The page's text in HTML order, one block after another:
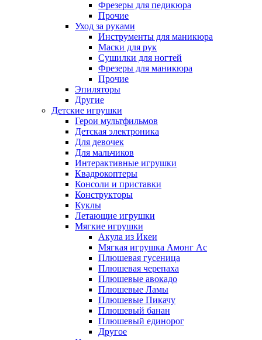
Фрезеры для педикюра
Прочие
Уход за руками
Инструменты для маникюра
Маски для рук
Сушилки для ногтей
Фрезеры для маникюра
Прочие
Эпиляторы
Другие
Детские игрушки
Герои мультфильмов
Детская электроника
Для девочек
Для мальчиков
Интерактивные игрушки
Квадрокоптеры
Консоли и приставки
Конструкторы
Куклы
Летающие игрушки
Мягкие игрушки
Акула из Икеи
Мягкая игрушка Амонг Ас
Плюшевая гусеница
Плюшевая черепаха
Плюшевые авокадо
Плюшевые Ламы
Плюшевые Пикачу
Плюшевый банан
Плюшевый единорог
Другое